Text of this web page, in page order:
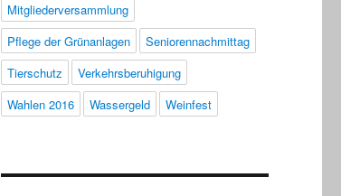
Mitgliederversammlung
Pflege der Grünanlagen
Seniorennachmittag
Tierschutz
Verkehrsberuhigung
Wahlen 2016
Wassergeld Weinfest